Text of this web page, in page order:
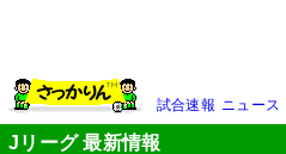
試合速報 ニュース
Jリーグ 最新情報